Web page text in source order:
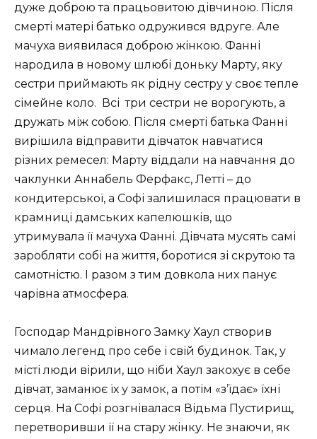
дуже доброю та працьовитою дівчиною. Після
смерті матері батько одружився вдруге. Але
мачуха виявилася доброю жінкою. Фанні
народила в новому шлюбі доньку Марту, яку
сестри приймають як рідну сестру у своє тепле
сімейне коло. Всі три сестри не ворогують, а
дружать між собою. Після смерті батька Фанні
вирішила відправити дівчаток навчатися
різних ремесел: Марту віддали на навчання до
чаклунки Аннабель Ферфакс, Летті – до
кондитерської, а Софі залишилася працювати в
крамниці дамських капелюшків, що
утримувала її мачуха Фанні. Дівчата мусять самі
заробляти собі на життя, боротися зі скрутою та
самотністю. І разом з тим довкола них панує
чарівна атмосфера.
Господар Мандрівного Замку Хаул створив
чимало легенд про себе і свій будинок. Так, у
місті люди вірили, що ніби Хаул закохує в себе
дівчат, заманює їх у замок, а потім «з’їдає» їхні
серця. На Софі розгнівалася Відьма Пустирищ,
перетворивши її на стару жінку. Не знаючи, як